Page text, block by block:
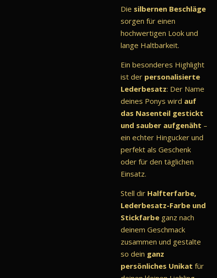
Die silbernen Beschläge
sorgen für einen
hochwertigen Look und
lange Haltbarkeit.
Ein besonderes Highlight
ist der personalisierte
Lederbesatz: Der Name
deines Ponys wird auf
das Nasenteil gestickt
und sauber aufgenäht –
ein echter Hingucker und
perfekt als Geschenk
oder für den täglichen
Einsatz.
Stell dir Halfterfarbe,
Lederbesatz-Farbe und
Stickfarbe ganz nach
deinem Geschmack
zusammen und gestalte
so dein ganz
persönliches Unikat für